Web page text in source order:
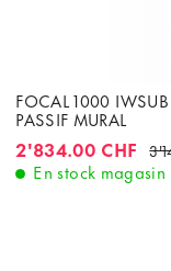
FOCAL 1000
PASSIF MURAL
2'834.00 CHF
En stock magasin